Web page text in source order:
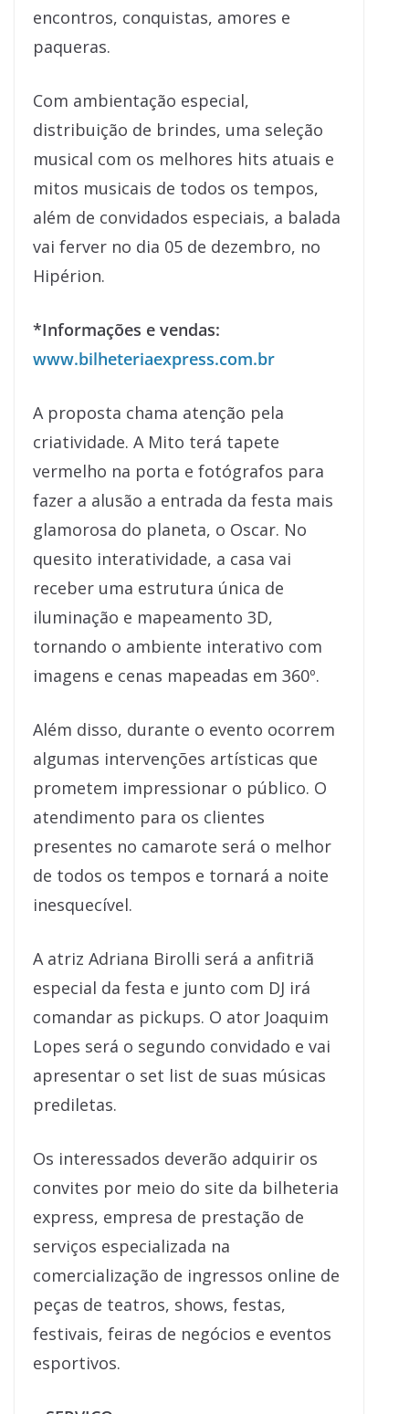
encontros, conquistas, amores e
paqueras.
Com ambientação especial,
distribuição de brindes, uma seleção
musical com os melhores hits atuais e
mitos musicais de todos os tempos,
além de convidados especiais, a balada
vai ferver no dia 05 de dezembro, no
Hipérion.
*Informações e vendas:
www.bilheteriaexpress.com.br
A proposta chama atenção pela
criatividade. A Mito terá tapete
vermelho na porta e fotógrafos para
fazer a alusão a entrada da festa mais
glamorosa do planeta, o Oscar. No
quesito interatividade, a casa vai
receber uma estrutura única de
iluminação e mapeamento 3D,
tornando o ambiente interativo com
imagens e cenas mapeadas em 360º.
Além disso, durante o evento ocorrem
algumas intervenções artísticas que
prometem impressionar o público. O
atendimento para os clientes
presentes no camarote será o melhor
de todos os tempos e tornará a noite
inesquecível.
A atriz Adriana Birolli será a anfitriã
especial da festa e junto com DJ irá
comandar as pickups. O ator Joaquim
Lopes será o segundo convidado e vai
apresentar o set list de suas músicas
prediletas.
Os interessados deverão adquirir os
convites por meio do site da bilheteria
express, empresa de prestação de
serviços especializada na
comercialização de ingressos online de
peças de teatros, shows, festas,
festivais, feiras de negócios e eventos
esportivos.